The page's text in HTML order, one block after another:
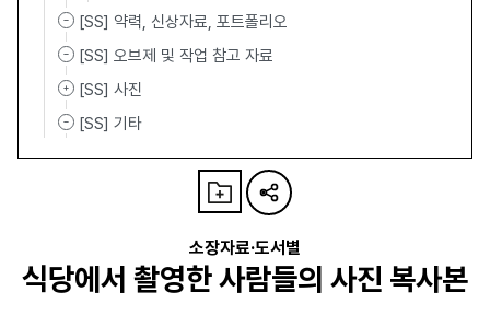
[SS] 약력, 신상자료, 포트폴리오
[SS] 오브제 및 작업 참고 자료
[SS] 사진
[SS] 기타
소장자료·도서별
식당에서 촬영한 사람들의 사진 복사본